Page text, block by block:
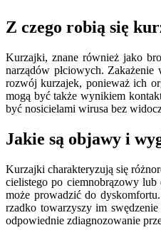
Z czego robią się
Kurzajki, znane również jako
narządów płciowych.
rozwój kurzajek, ponieważ ich
mogą być także wynikiem
być nosicielami wirusa bez
Jakie są objawy i
Kurzajki charakteryzują się
cielistego po ciemnobrązowy
może prowadzić do
rzadko towarzyszy im
odpowiednie zdiagnozowanie